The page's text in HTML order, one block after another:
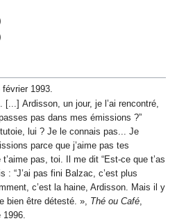
février 1993.
[...] Ardisson, un jour, je l’ai rencontré,
pas dans mes émissions ?”
tutoie, lui ? Je le connais pas... Je
parce que j’aime pas tes
pas, toi. Il me dit “Est-ce que t’as
: “J’ai pas fini Balzac, c’est plus
c’est la haine, Ardisson. Mais il y
bien être détesté. », Thé ou Café,
1996.